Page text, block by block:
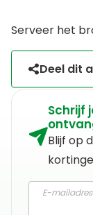
Serveer het
Deel dit
Schrijf
Blijf op
E-mailadres